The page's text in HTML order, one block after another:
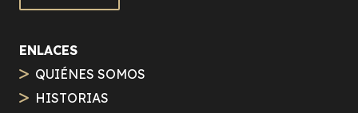
ENLACES
QUIÉNES SOMOS
HISTORIAS